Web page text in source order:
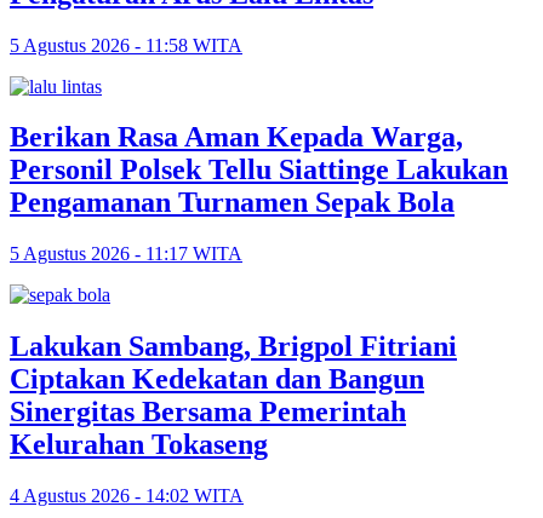
5 Agustus 2026 - 11:58 WITA
Berikan Rasa Aman Kepada Warga,
Personil Polsek Tellu Siattinge Lakukan
Pengamanan Turnamen Sepak Bola
5 Agustus 2026 - 11:17 WITA
Lakukan Sambang, Brigpol Fitriani
Ciptakan Kedekatan dan Bangun
Sinergitas Bersama Pemerintah
Kelurahan Tokaseng
4 Agustus 2026 - 14:02 WITA